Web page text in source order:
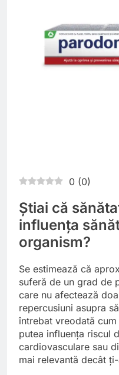
0 (0)
Știai că
influența
organism?
Se estimează că
suferă de un grad de
care nu afectează
repercusiuni asupra
întrebat vreodată
putea influența riscul
cardiovasculare sau
mai relevantă decât